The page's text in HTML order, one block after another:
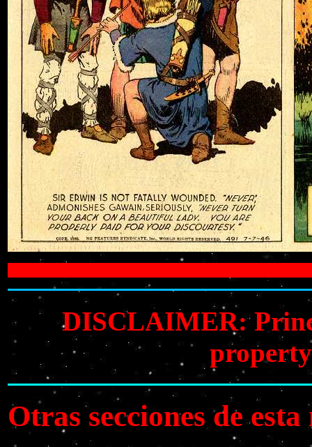
DISCLAIMER:
Otras secciones de